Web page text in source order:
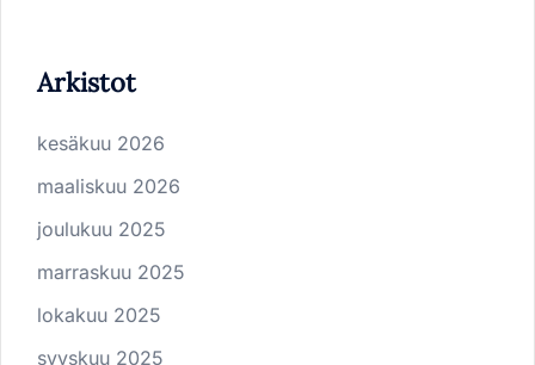
Arkistot
kesäkuu 2026
maaliskuu 2026
joulukuu 2025
marraskuu 2025
lokakuu 2025
syyskuu 2025